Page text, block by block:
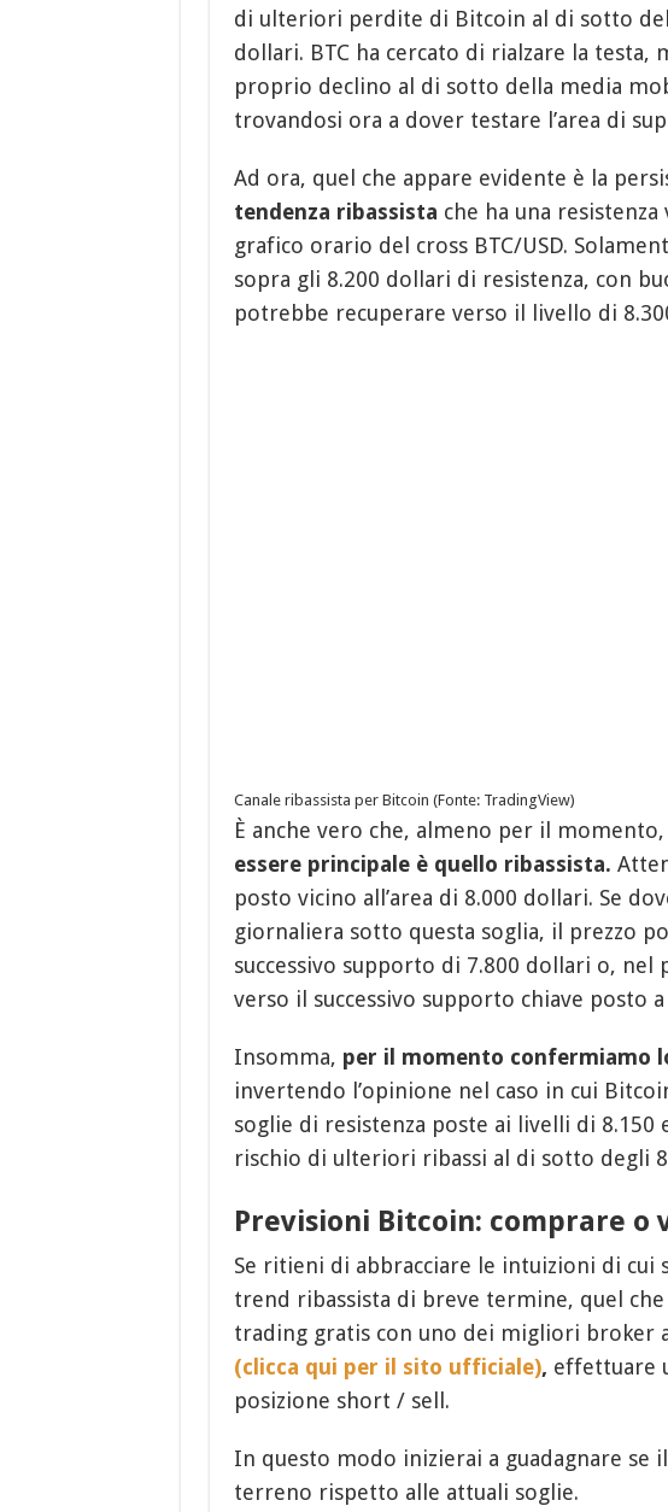
di ulteriori perdite di Bitcoin al di sotto
dollari. BTC ha cercato di rialzare la testa,
proprio declino al di sotto della media
trovandosi ora a dover testare l’area di
Ad ora, quel che appare evidente è la
tendenza ribassista che ha una resistenza
grafico orario del cross BTC/USD.
sopra gli 8.200 dollari di resistenza, con
potrebbe recuperare verso il livello di
Canale ribassista per Bitcoin (Fonte: TradingView)
È anche vero che, almeno per il momento,
essere principale è quello ribassista.
posto vicino all’area di 8.000 dollari. Se
giornaliera sotto questa soglia, il prezzo
successivo supporto di 7.800 dollari o, nel
verso il successivo supporto chiave posto
Insomma, per il momento confermiamo
invertendo l’opinione nel caso in cui
soglie di resistenza poste ai livelli di 8.150
rischio di ulteriori ribassi al di sotto degli
Previsioni Bitcoin: comprare o
Se ritieni di abbracciare le intuizioni di cui
trend ribassista di breve termine, quel
trading gratis con uno dei migliori broker
(clicca qui per il sito ufficiale), effettuare
posizione short / sell.
In questo modo inizierai a guadagnare se
terreno rispetto alle attuali soglie.